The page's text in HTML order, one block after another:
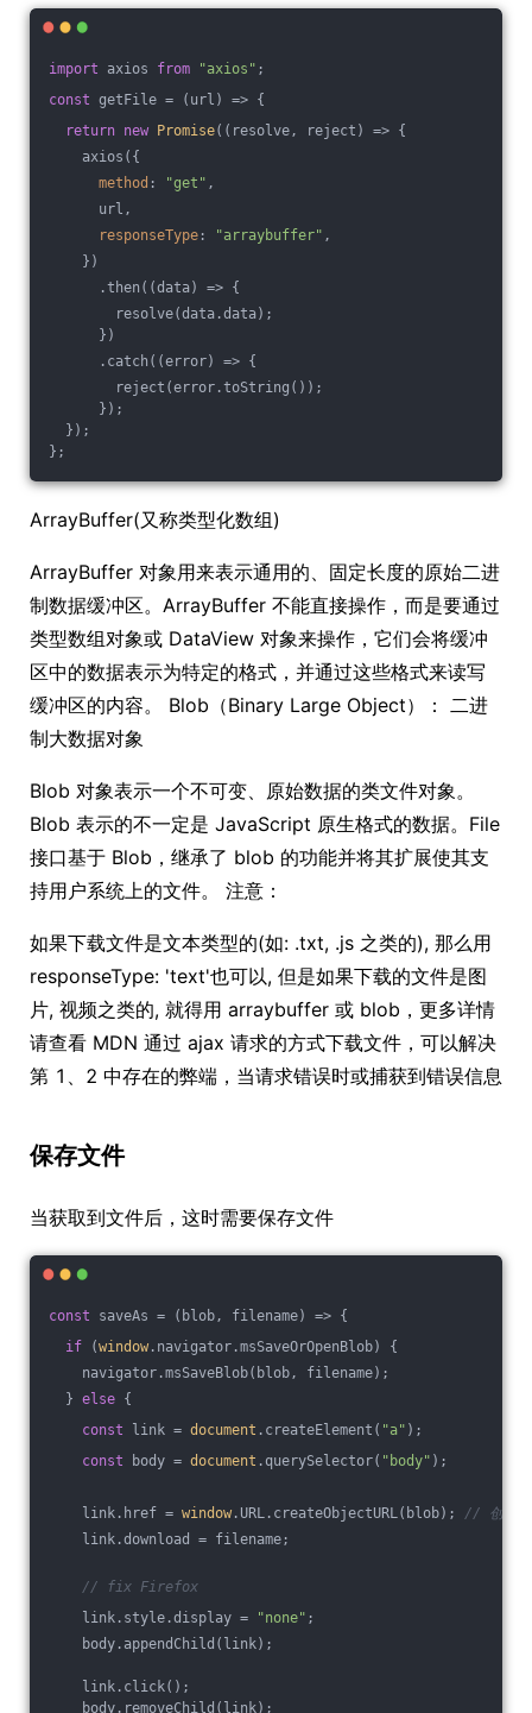
import axios from "axios" ;
const getFile = ( url ) => {
return new Promise( ( resolve, reject ) => {
axios({
method : "get" ,
url,
responseType : "arraybuffer" ,
})
.then( (data) => {
resolve(data.data);
})
.catch( (error) => {
reject(error.toString());
});
});
};
ArrayBuffer(又称类型化数组)
ArrayBuffer 对象用来表示通用的、固定长度的原始二进
制数据缓冲区。ArrayBuffer 不能直接操作，而是要通过
类型数组对象或 DataView 对象来操作，它们会将缓冲
区中的数据表示为特定的格式，并通过这些格式来读写
缓冲区的内容。 Blob（Binary Large Object）： 二进
制大数据对象
Blob 对象表示一个不可变、原始数据的类文件对象。
Blob 表示的不一定是 JavaScript 原生格式的数据。File
接口基于 Blob，继承了 blob 的功能并将其扩展使其支
持用户系统上的文件。 注意：
如果下载文件是文本类型的(如: .txt, .js 之类的), 那么用
responseType: 'text'也可以, 但是如果下载的文件是图
片, 视频之类的, 就得用 arraybuffer 或 blob，更多详情
请查看 MDN 通过 ajax 请求的方式下载文件，可以解决
第 1、2 中存在的弊端，当请求错误时或捕获到错误信息
保存文件
当获取到文件后，这时需要保存文件
const saveAs = ( blob, filename) => {
if (window .navigator.msSaveOrOpenBlob) {
navigator.msSaveBlob(blob, filename);
} else {
const link = document .createElement( "a" );
const body = document .querySelector( "body" );
link.href = window .URL.createObjectURL(blob); // 创建
link.download = filename;
// fix Firefox
link.style.display =
"none" ;
body.appendChild(link);
link.click();
body.removeChild(link);